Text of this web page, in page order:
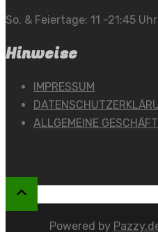
So. & Feiertage: 11 -21:45 Uhr
Hinweise
IMPRESSUM
ALLGEMEINE
Powered by